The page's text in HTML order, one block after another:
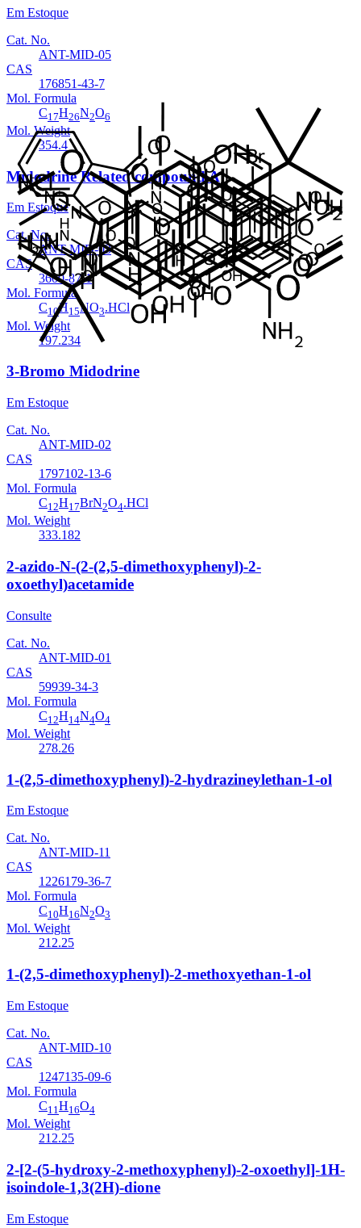
Em Estoque
Cat. No.
ANT-MID-05
CAS
176851-43-7
Mol. Formula
C17H26N2O6
Mol. Weight
354.4
Midodrine Related compound A
Em Estoque
Cat. No.
ANT-MID-03
CAS
3600-87-1
Mol. Formula
C10H15NO3.HCl
Mol. Weight
197.234
3-Bromo Midodrine
Em Estoque
Cat. No.
ANT-MID-02
CAS
1797102-13-6
Mol. Formula
C12H17BrN2O4.HCl
Mol. Weight
333.182
2-azido-N-(2-(2,5-dimethoxyphenyl)-2-
oxoethyl)acetamide
Consulte
Cat. No.
ANT-MID-01
CAS
59939-34-3
Mol. Formula
C12H14N4O4
Mol. Weight
278.26
1-(2,5-dimethoxyphenyl)-2-hydrazineylethan-1-ol
Em Estoque
Cat. No.
ANT-MID-11
CAS
1226179-36-7
Mol. Formula
C10H16N2O3
Mol. Weight
212.25
1-(2,5-dimethoxyphenyl)-2-methoxyethan-1-ol
Em Estoque
Cat. No.
ANT-MID-10
CAS
1247135-09-6
Mol. Formula
C11H16O4
Mol. Weight
212.25
2-[2-(5-hydroxy-2-methoxyphenyl)-2-oxoethyl]-1H-
isoindole-1,3(2H)-dione
Em Estoque